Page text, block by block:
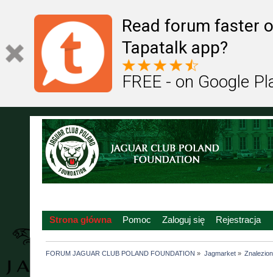
Read forum faster
Tapatalk app?
FREE - on Google
Strona główna Pomoc Zaloguj się Rejestracja
FORUM JAGUAR CLUB POLAND FOUNDATION » Jagmarket»